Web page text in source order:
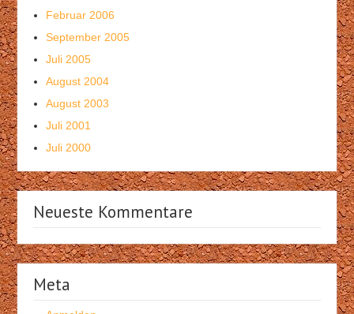
Februar 2006
September 2005
Juli 2005
August 2004
August 2003
Juli 2001
Juli 2000
Neueste Kommentare
Meta